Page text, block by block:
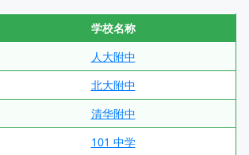
学校名称
人大附中
北大附中
清华附中
101 中学